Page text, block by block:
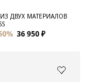
ДВУХ МАТЕРИАЛОВ
36 950 ₽